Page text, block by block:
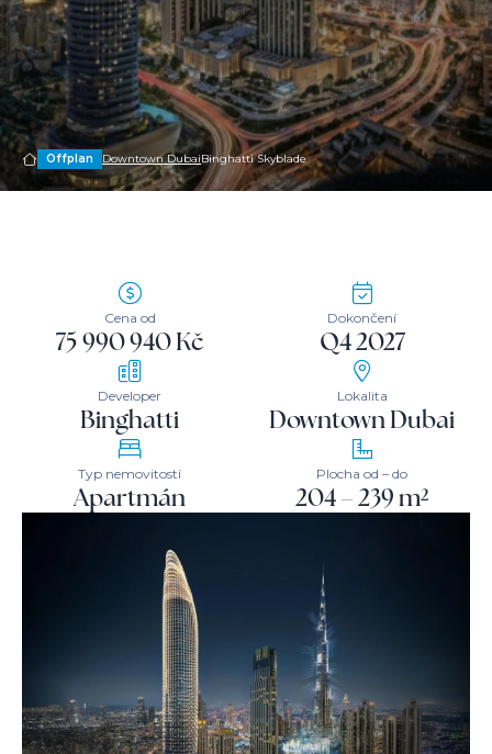
Offplan Downtown DubaiBinghatti Skyblade
Cena od
75 990 940 Kč
Dokončení
Q4 2027
Developer
Binghatti
Lokalita
Downtown Dubai
Typ nemovitostí
Apartmán
Plocha od – do
204 – 239 m²